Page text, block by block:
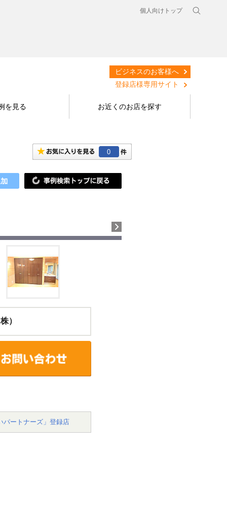
個人向けトップ
ビジネスのお客様へ
登録店様専用サイト
を見る お近くのお店を探す
0
）
パートナーズ」登録店